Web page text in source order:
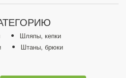
Шляпы, кепки
Штаны, брюки